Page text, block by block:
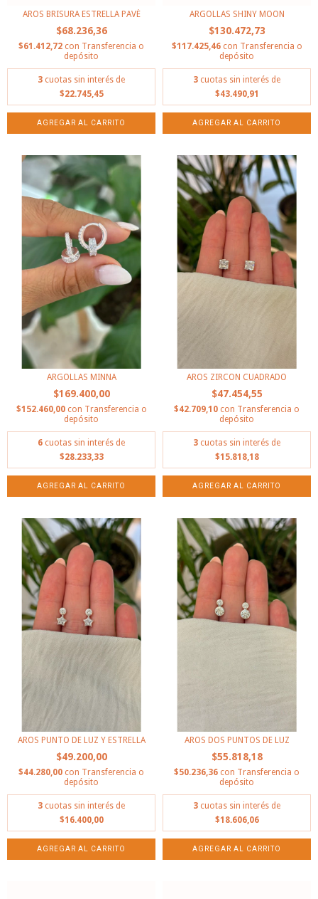
AROS BRISURA ESTRELLA PAVÉ
$68.236,36
$61.412,72 con Transferencia o
depósito
3 cuotas sin interés de
$22.745,45
ARGOLLAS SHINY MOON
$130.472,73
$117.425,46 con Transferencia o
depósito
3 cuotas sin interés de
$43.490,91
ARGOLLAS MINNA
$169.400,00
$152.460,00 con Transferencia o
depósito
6 cuotas sin interés de
$28.233,33
AROS ZIRCON CUADRADO
$47.454,55
$42.709,10 con Transferencia o
depósito
3 cuotas sin interés de
$15.818,18
AROS PUNTO DE LUZ Y ESTRELLA
$49.200,00
$44.280,00 con Transferencia o
depósito
3 cuotas sin interés de
$16.400,00
AROS DOS PUNTOS DE LUZ
$55.818,18
$50.236,36 con Transferencia o
depósito
3 cuotas sin interés de
$18.606,06